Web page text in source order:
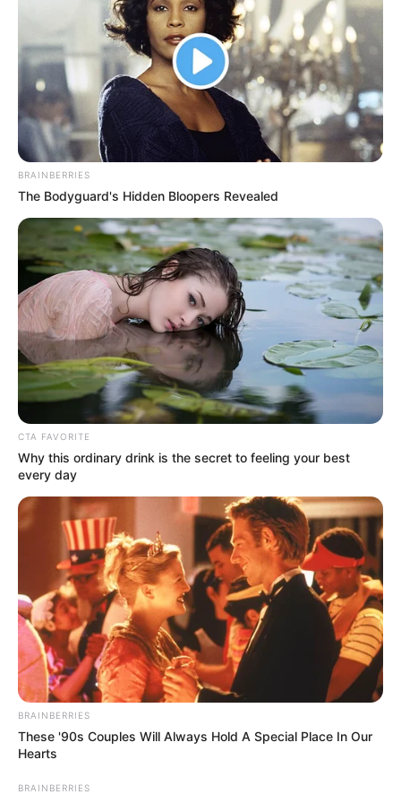
COMPARTIR
ALERTA BOGOTÁ EN GOOGLE NEWS
TEMAS RELACIONADOS
VEHÍCULOS
TERMINALES DE TRANSPORTE
MANTÉNGASE EN ALERTA
Tenemos todas las noticias que le
interesan. Para estar bien informado, por
favor, active las notificaciones de Alerta.
ACTIVAR AHORA
TEMAS DESTACADOS
EMERGENCIAS POR LLUVIAS
METRO DE MEDELLÍN
ELECCIONES PRESIDENCIALES
MARINILLA - ANTIOQUIA
EPM
YONDÓ - ANTIOQUIA
RIONEGRO
BRAINBERRIES
The Bodyguard's Hidden Bloopers Revealed
CTA FAVORITE
Why this ordinary drink is the secret to feeling your best
every day
BRAINBERRIES
These '90s Couples Will Always Hold A Special Place In Our
Hearts
BRAINBERRIES